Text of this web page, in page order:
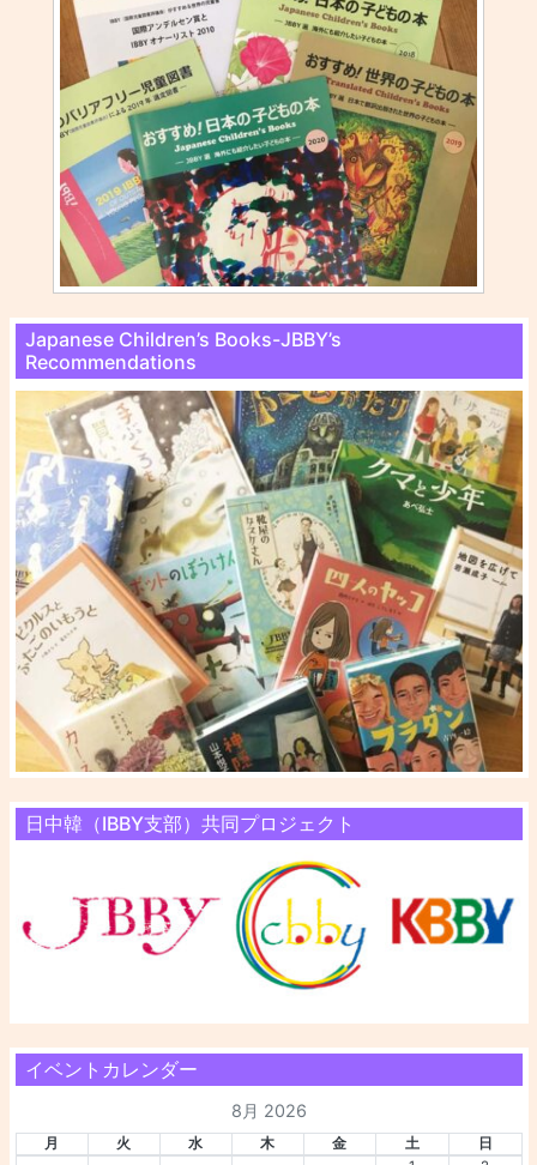
Japanese Children’s Books-JBBY’s
Recommendations
日中韓（IBBY支部）共同プロジェクト
イベントカレンダー
8月 2026
月 火 水 木 金 土
日